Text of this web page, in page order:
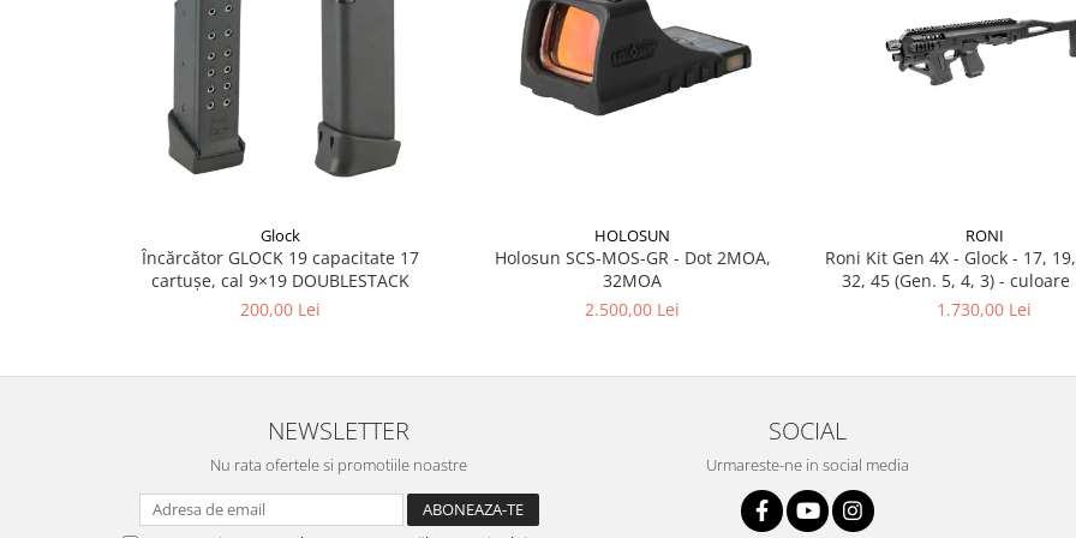
Glock
Încărcător GLOCK 19 capacitate 17
cartușe, cal 9×19 DOUBLESTACK
200,00 Lei
HOLOSUN
Holosun SCS-MOS-GR - Dot 2MOA,
32MOA
2.500,00 Lei
RONI
Roni Kit Gen 4X - Glock - 17,
32, 45 (Gen. 5, 4, 3)
1.730,00 Lei
NEWSLETTER
Nu rata ofertele si promotiile noastre
SOCIAL
Urmareste-ne in social media